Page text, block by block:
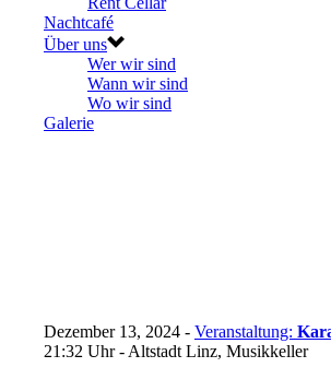
Nachtcafé
Über uns
Wer wir sind
Wann wir sind
Wo wir sind
Galerie
Dezember 13, 2024 - Veranstaltung:
21:32 Uhr - Altstadt Linz, Musikkeller